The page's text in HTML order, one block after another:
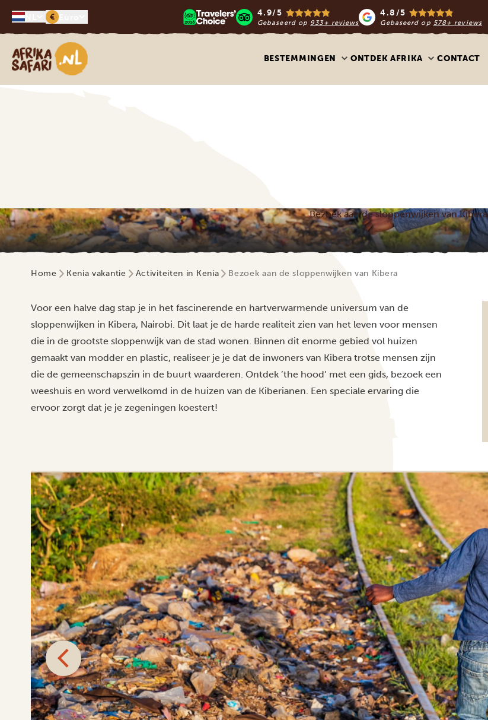
€ 4.9/5
Gebaseerd op 933+ reviews
4.8/5
Gebaseerd op 578+ reviews
Afrika safari
BESTEMMINGEN ONTDEK AFRIKA CONTACT
Bezoek aan de sloppenwijken van Kibera
Home Kenia vakantie Activiteiten in Kenia Bezoek aan de sloppenwijken van Kibera
Voor een halve dag stap je in het fascinerende en hartverwarmende universum van de
sloppenwijken in Kibera, Nairobi. Dit laat je de harde realiteit zien van het leven voor mensen
die in de grootste sloppenwijk van de stad wonen. Binnen dit enorme gebied vol huizen
gemaakt van modder en plastic, realiseer je je dat de inwoners van Kibera trotse mensen zijn
die de gemeenschapszin in de buurt waarderen. Ontdek ’the hood’ met een gids, bezoek een
weeshuis en word verwelkomd in de huizen van de Kiberianen. Een speciale ervaring die
ervoor zorgt dat je je zegeningen koestert!